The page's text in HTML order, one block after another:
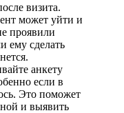
визита.
может уйти и
проявили
ему сделать
анкету
если в
Это поможет
и выявить